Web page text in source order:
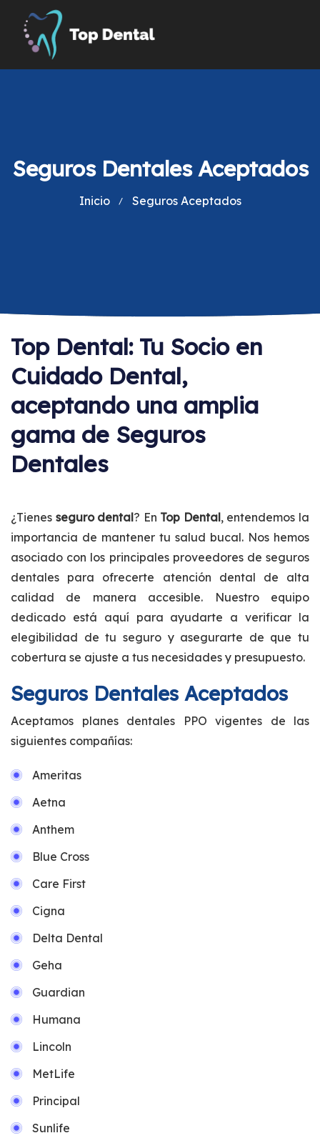
Seguros Dentales Aceptados
Inicio Seguros Aceptados
Top Dental: Tu Socio en
Cuidado Dental,
aceptando una amplia
gama de Seguros
Dentales
¿Tienes seguro dental? En Top Dental, entendemos la
importancia de mantener tu salud bucal. Nos hemos
asociado con los principales proveedores de seguros
dentales para ofrecerte atención dental de alta
calidad de manera accesible. Nuestro equipo
dedicado está aquí para ayudarte a verificar la
elegibilidad de tu seguro y asegurarte de que tu
cobertura se ajuste a tus necesidades y presupuesto.
Seguros Dentales Aceptados
Aceptamos planes dentales PPO vigentes de las
siguientes compañías:
Ameritas
Aetna
Anthem
Blue Cross
Care First
Cigna
Delta Dental
Geha
Guardian
Humana
Lincoln
MetLife
Principal
Sunlife